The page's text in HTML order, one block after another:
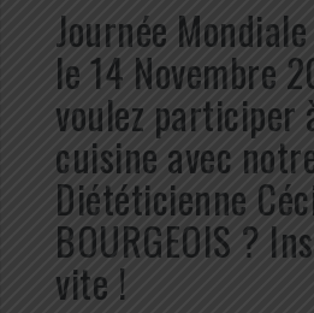
Journée
le 14 Novembre
voulez participer
cuisine avec
Diététicienne
BOURGEOIS ?
vite !